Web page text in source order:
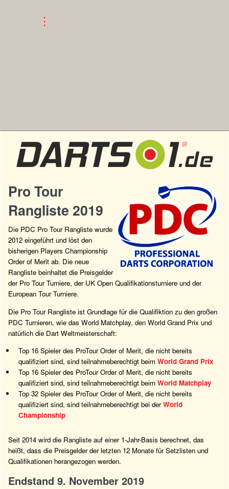
Pro Tour
Rangliste 2019
Die PDC Pro Tour Rangliste wurde
2012 eingeführt und löst den
bisherigen Players Championship
Order of Merit ab. Die neue
Rangliste beinhaltet die Preisgelder
der Pro Tour Turniere, der UK Open Qualifikationsturniere und der
European Tour Turniere.
Die Pro Tour Rangliste ist Grundlage für die Qualifiktion zu den großen
PDC Turnieren, wie das World Matchplay, den World Grand Prix und
natürlich die Dart Weltmeisterschaft:
Top 16 Spieler des ProTour Order of Merit, die nicht bereits
qualifiziert sind, sind teilnahmeberechtigt beim World Grand Prix
Top 16 Spieler des ProTour Order of Merit, die nicht bereits
qualifiziert sind, sind teilnahmeberechtigt beim World Matchplay
Top 32 Spieler des ProTour Order of Merit, die nicht bereits
qualifiziert sind, sind teilnahmeberechtigt bei derWorld
Championship
Seit 2014 wird die Rangliste auf einer 1-Jahr-Basis berechnet, das
heißt, dass die Preisgelder der letzten 12 Monate für Setzlisten und
Qualifikationen herangezogen werden.
Endstand 9. November 2019